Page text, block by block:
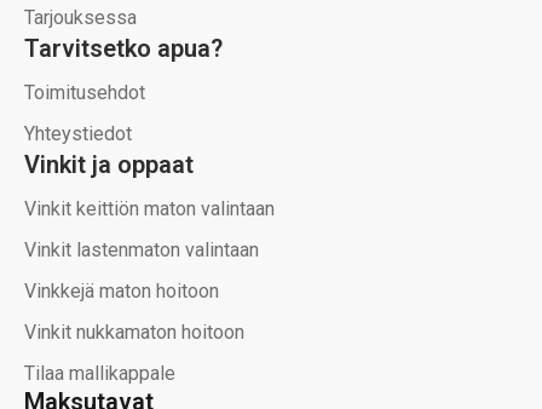
Maksutavat
Tarjouksessa
Tarvitsetko apua?
Toimitusehdot
Yhteystiedot
Vinkit ja oppaat
Vinkit keittiön maton valintaan
Vinkit lastenmaton valintaan
Vinkkejä maton hoitoon
Vinkit nukkamaton hoitoon
Tilaa mallikappale